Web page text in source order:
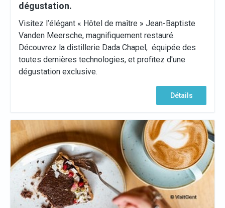
dégustation.
Visitez l’élégant « Hôtel de maître » Jean-Baptiste
Vanden Meersche, magnifiquement restauré.
Découvrez la distillerie Dada Chapel, équipée des
toutes dernières technologies, et profitez d'une
dégustation exclusive.
Détails